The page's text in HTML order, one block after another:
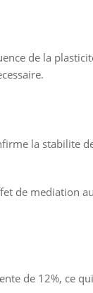
de la
la stabilite
de mediation
de 12%, ce